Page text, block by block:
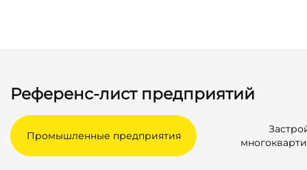
Референс-лист предприятий
Промышленные предприятия